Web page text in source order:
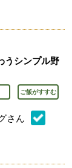
うシンプル野
ご飯がすすむ
さん